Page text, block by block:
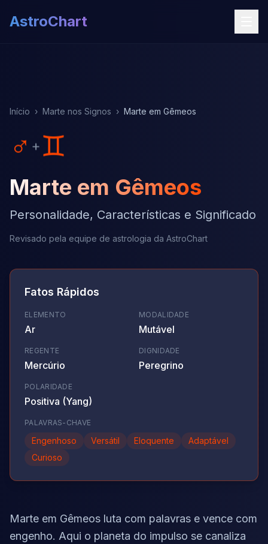
AstroChart
Início › Marte nos Signos › Marte em Gêmeos
♂ + ♊
Marte em Gêmeos
Personalidade, Características e Significado
Revisado pela equipe de astrologia da AstroChart
Fatos Rápidos
ELEMENTO
Ar
MODALIDADE
Mutável
REGENTE
Mercúrio
DIGNIDADE
Peregrino
POLARIDADE
Positiva (Yang)
PALAVRAS-CHAVE
Engenhoso Versátil Eloquente
Adaptável
Curioso
Marte em Gêmeos luta com palavras e vence com
engenho. Aqui o planeta do impulso se canaliza